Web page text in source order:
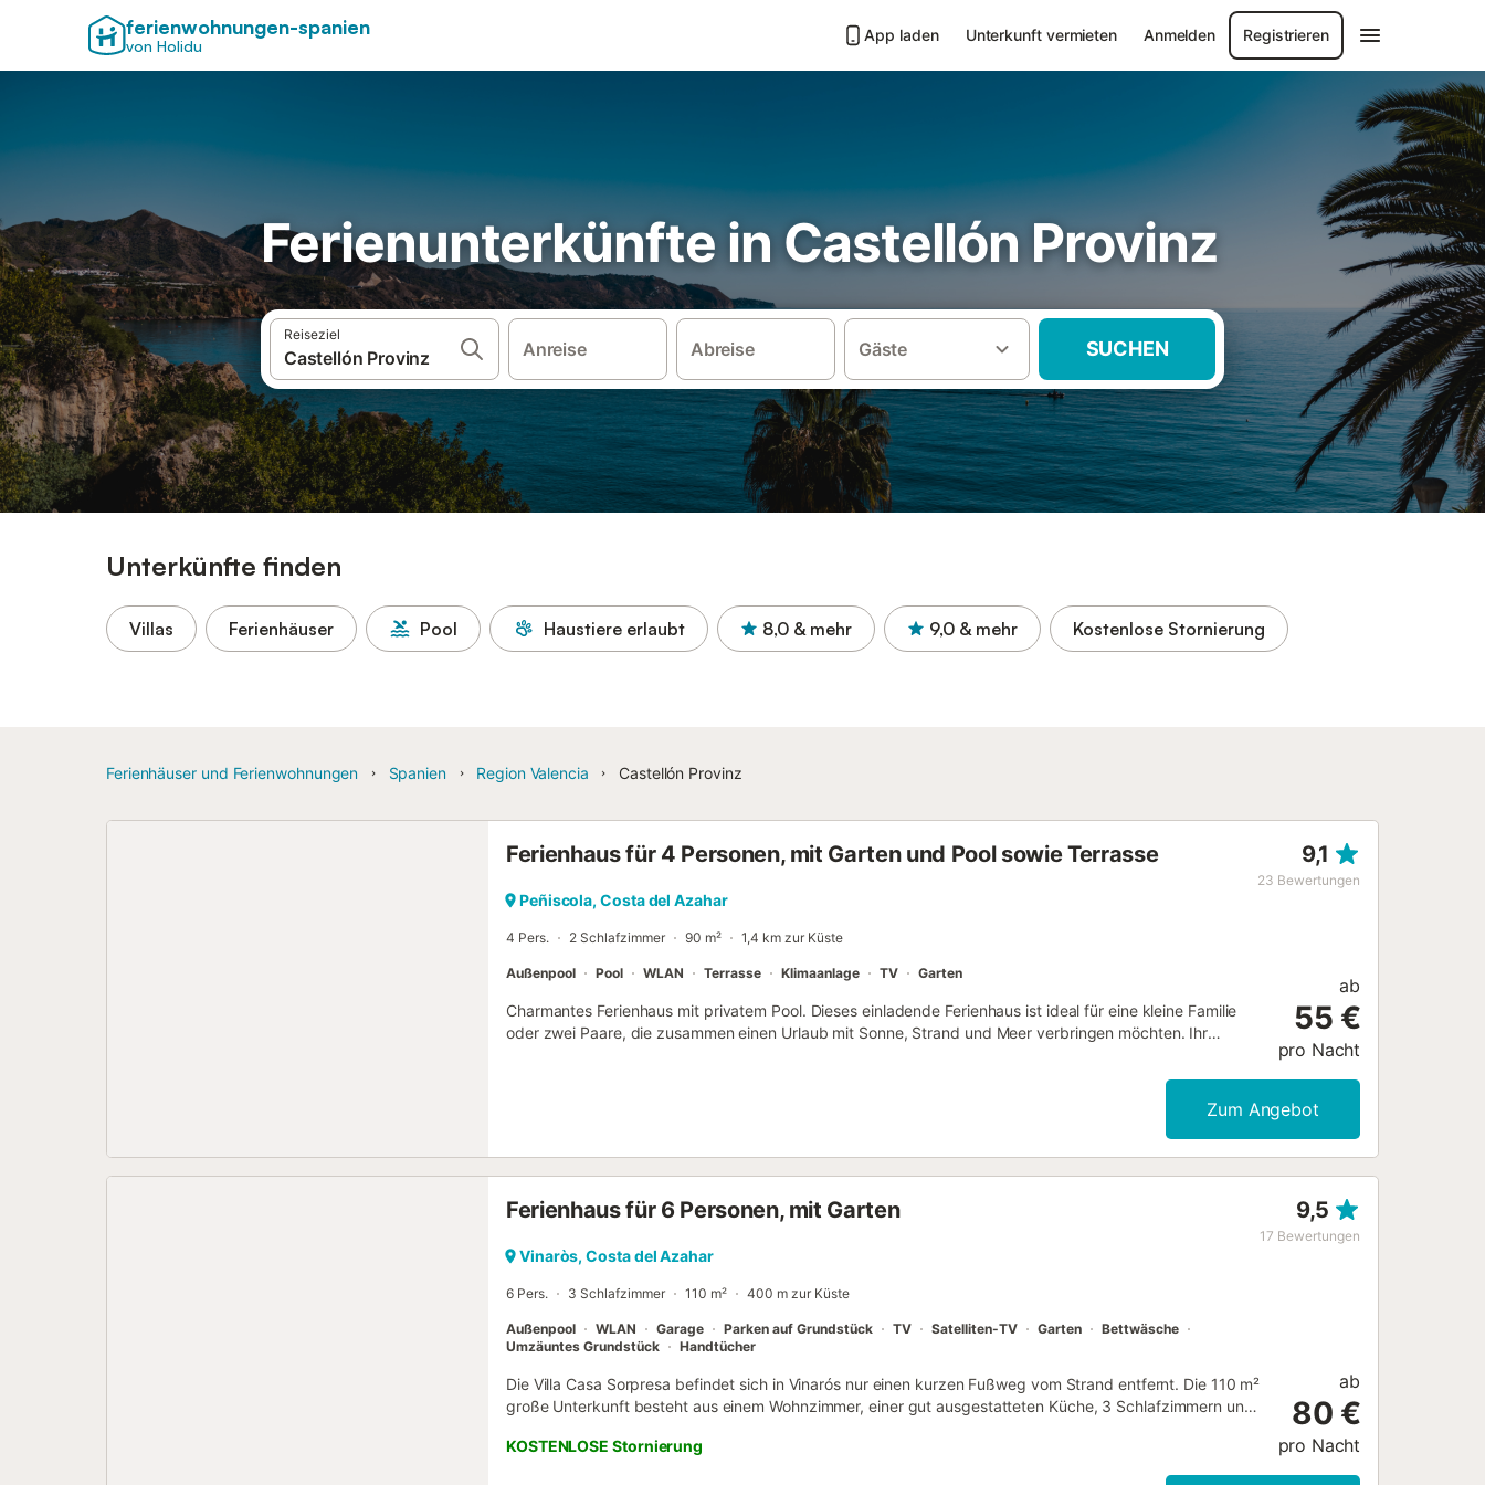
ferienwohnungen-spanien
von Holidu
App laden Unterkunft vermieten Anmelden Registrieren
Ferienunterkünfte in Castellón Provinz
Reiseziel
Anreise Abreise Gäste SUCHEN
Unterkünfte finden
Villas Ferienhäuser Pool Haustiere erlaubt 8,0 & mehr 9,0 & mehr Kostenlose Stornierung
Ferienhäuser und Ferienwohnungen Spanien Region Valencia Castellón Provinz
Ferienhaus für 4 Personen, mit Garten und Pool sowie Terrasse 9,1
23 Bewertungen
Peñiscola, Costa del Azahar
4 Pers. 2 Schlafzimmer 90 m² 1,4 km zur Küste
Außenpool Pool WLAN Terrasse Klimaanlage TV Garten
Charmantes Ferienhaus mit privatem Pool. Dieses einladende Ferienhaus ist ideal für eine kleine Familie
oder zwei Paare, die zusammen einen Urlaub mit Sonne, Strand und Meer verbringen möchten. Ihr
heißen Tagen im Wasser abkühlen, auf den Gartenmöbeln mit einem guten Buch entspannen oder
zusammen essen. Die Umgebung bietet eine Vielzahl an Möglichkeiten für aktive Ferien. Erleben Sie die
Region auf den Wanderwegen oder Mountainbikestrecken, mieten Sie ein Boot oder Fahrräder oder
besuchen Sie ein Thermalbad in der Nähe. Nach circa 1,5 km erreichen Sie das Meer und die Sand- und
ab
55 €
pro Nacht
Zum Angebot
Ferienhaus für 6 Personen, mit Garten 9,5
17 Bewertungen
Vinaròs, Costa del Azahar
6 Pers. 3 Schlafzimmer 110 m² 400 m zur Küste
Außenpool WLAN Garage Parken auf Grundstück TV Satelliten-TV Garten
Bettwäsche
Umzäuntes Grundstück
Handtücher
Die Villa Casa Sorpresa befindet sich in Vinarós nur einen kurzen Fußweg vom Strand entfernt. Die 110 m²
große Unterkunft besteht aus einem Wohnzimmer, einer gut ausgestatteten Küche, 3 Schlafzimmern und
sowie eine Waschmaschine. Ein Babybett und ein Hochstuhl sind ebenfalls vorhanden. Die Villa verfügt
über einen privaten Außenbereich mit Pool, einen Garten, eine offene Terrasse, eine überdachte Terrasse
KOSTENLOSE Stornierung
ab
80 €
pro Nacht